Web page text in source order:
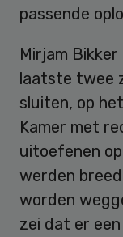
passende
Mirjam
laatste twee
sluiten, op
Kamer met
uitoefenen
werden
worden
zei dat er